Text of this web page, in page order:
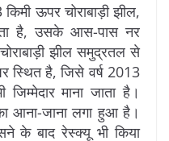
ऊपर चोराबाड़ी झील,
है, उसके आस-पास नर
झील समुद्रतल से
स्थित है, जिसे वर्ष 2013
माना जाता है।
आना-जाना लगा हुआ है।
के बाद रेस्क्यू भी किया